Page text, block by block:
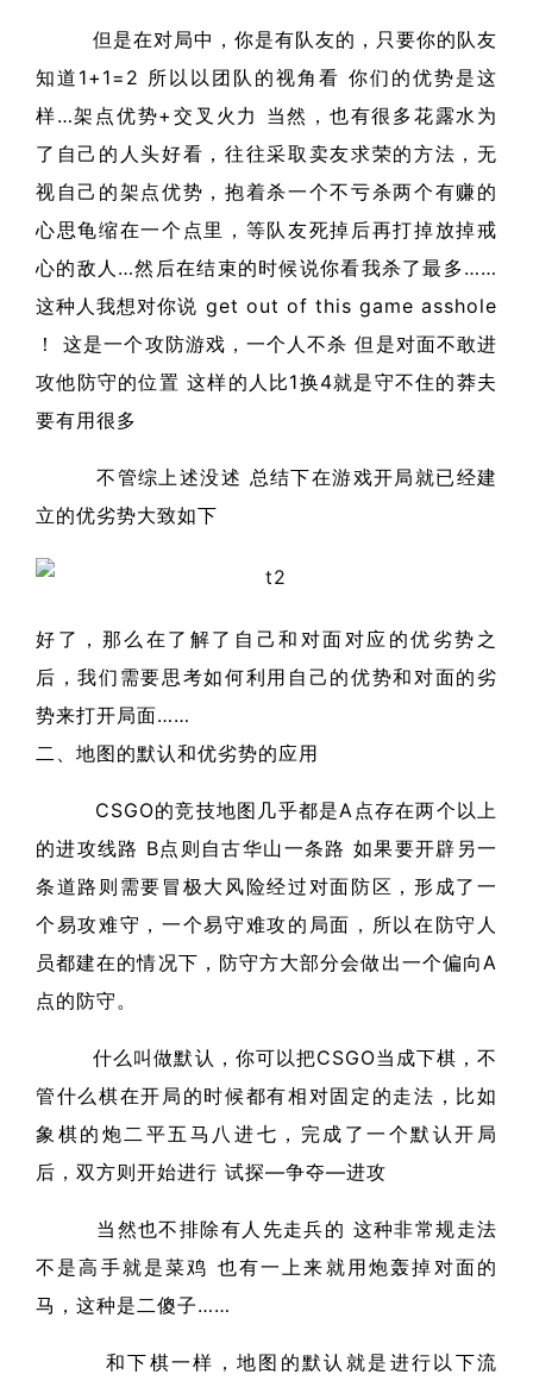
但是在对局中，你是有队友的，只要你的队友
知道1+1=2 所以以团队的视角看 你们的优势是这
样…架点优势+交叉火力 当然，也有很多花露水为
了自己的人头好看，往往采取卖友求荣的方法，无
视自己的架点优势，抱着杀一个不亏杀两个有赚的
心思龟缩在一个点里，等队友死掉后再打掉放掉戒
心的敌人…然后在结束的时候说你看我杀了最多……
这种人我想对你说 get out of this game asshole
！ 这是一个攻防游戏，一个人不杀 但是对面不敢进
攻他防守的位置 这样的人比1换4就是守不住的莽夫
要有用很多
不管综上述没述 总结下在游戏开局就已经建
立的优劣势大致如下
好了，那么在了解了自己和对面对应的优劣势之
后，我们需要思考如何利用自己的优势和对面的劣
势来打开局面……
二、地图的默认和优劣势的应用
CSGO的竞技地图几乎都是A点存在两个以上
的进攻线路 B点则自古华山一条路 如果要开辟另一
条道路则需要冒极大风险经过对面防区，形成了一
个易攻难守，一个易守难攻的局面，所以在防守人
员都建在的情况下，防守方大部分会做出一个偏向A
点的防守。
什么叫做默认，你可以把CSGO当成下棋，不
管什么棋在开局的时候都有相对固定的走法，比如
象棋的炮二平五马八进七，完成了一个默认开局
后，双方则开始进行 试探—争夺—进攻
当然也不排除有人先走兵的 这种非常规走法
不是高手就是菜鸡 也有一上来就用炮轰掉对面的
马，这种是二傻子……
和下棋一样，地图的默认就是进行以下流